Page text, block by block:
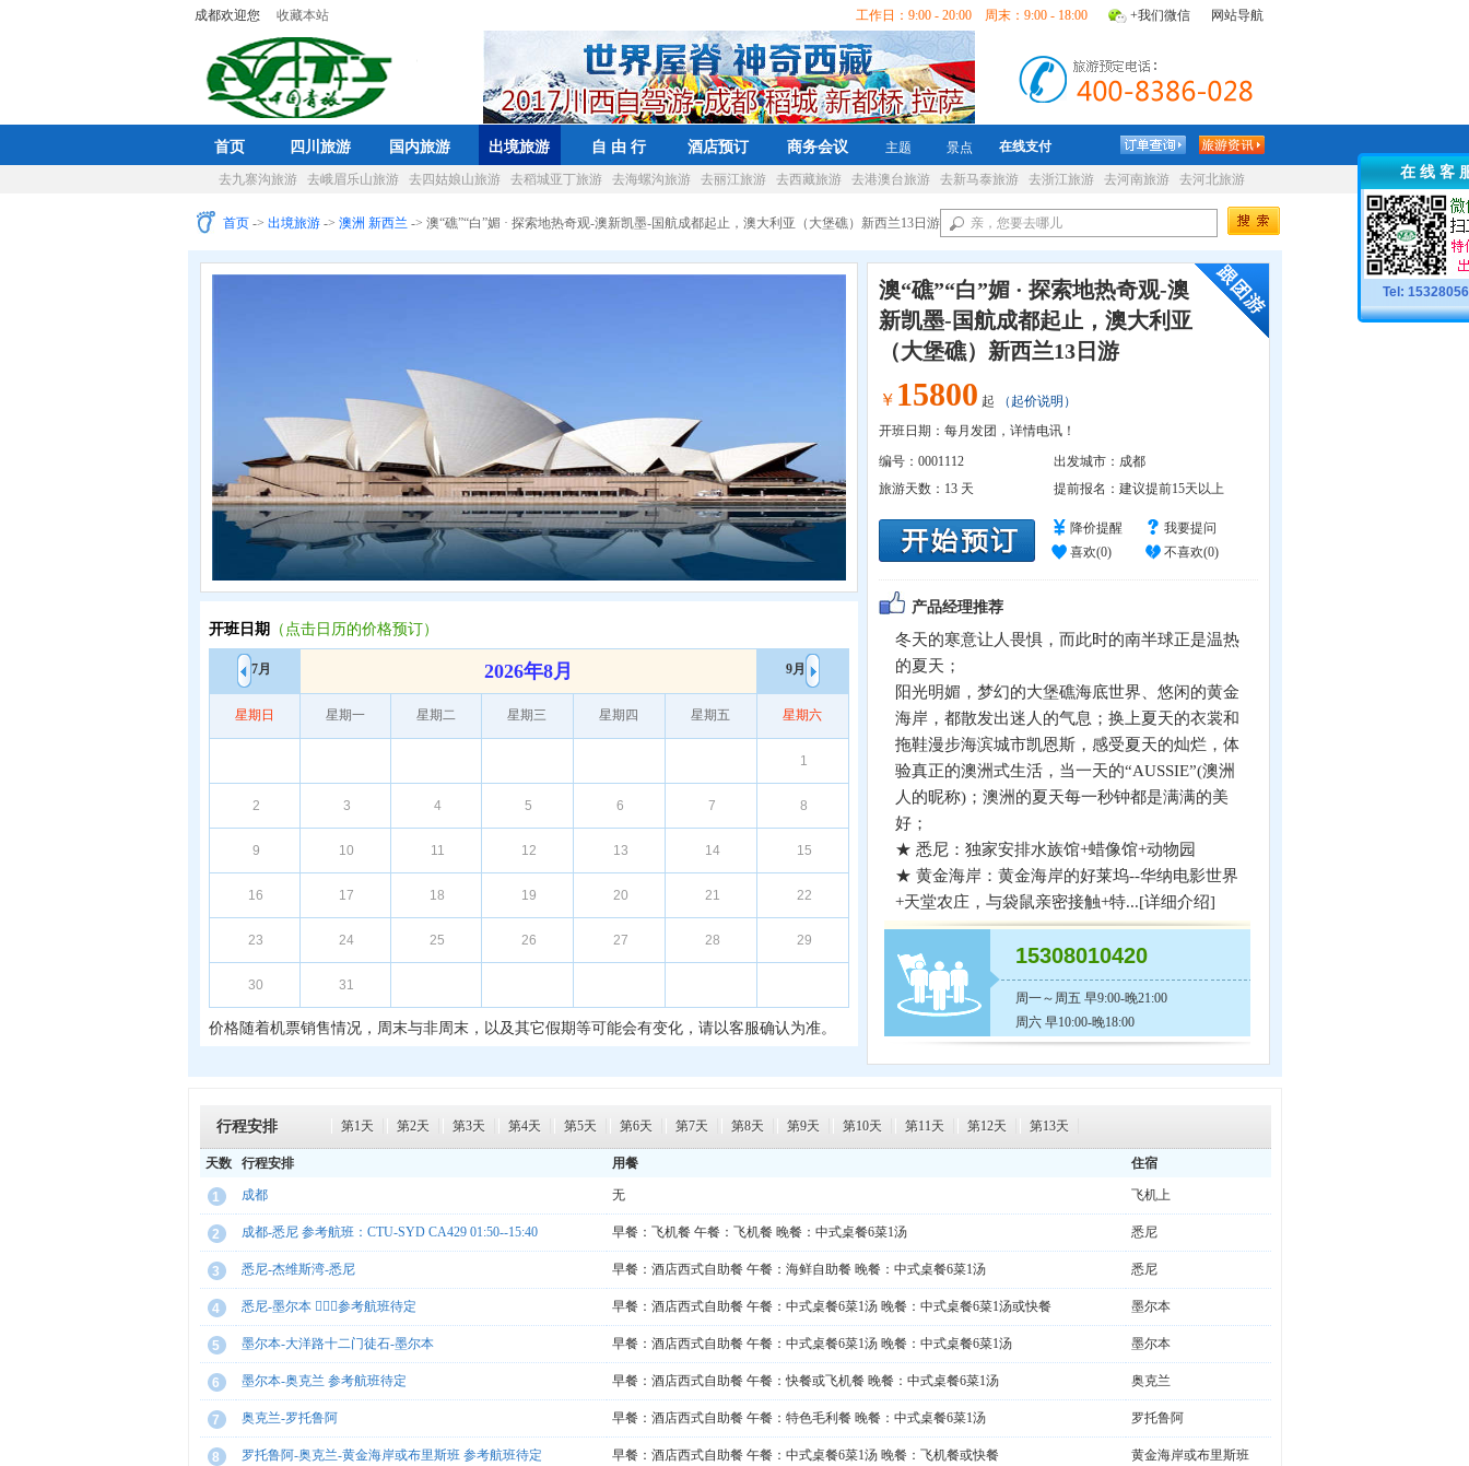
网站导航
成都欢迎您 收藏本站 工作日：9:00 - 20:00 周末：9:00 - 18:00 +我们微信
首页 四川旅游 国内旅游 出境旅游 自 由 行 酒店预订 商务会议 主题 景点 在线支付
去九寨沟旅游 去峨眉乐山旅游 去四姑娘山旅游 去稻城亚丁旅游 去海螺沟旅游 去丽江旅游 去西藏旅游 去港澳台旅游 去新马泰旅游 去浙江旅游 去河南旅游 去河北旅游
首页-> 出境旅游-> 澳洲 新西兰 -> 澳“礁”“白”媚 · 探索地热奇观-澳新凯墨-国航成都起止，澳大利亚（大堡礁）新西兰13日游
开班日期 （点击日历的价格预订）
7月 2026年8月 9月
星期日 星期一 星期二 星期三 星期四 星期五 星期六
1
2 3 4 5 6 7 8
9 10 11 12 13 14 15
16 17 18 19 20 21 22
23 24 25 26 27 28 29
30 31
价格随着机票销售情况，周末与非周末，以及其它假期等可能会有变化，请以客服确认为准。
澳“礁”“白”媚 · 探索地热奇观-澳
新凯墨-国航成都起止，澳大利亚
（大堡礁）新西兰13日游
￥ 15800 起
（起价说明）
开班日期：每月发团，详情电讯！
编号： 0001112 出发城市： 成都
旅游天数： 13 天 提前报名： 建议提前15天以上
降价提醒
我要提问
喜欢(0) 不喜欢(0)
产品经理推荐
冬天的寒意让人畏惧，而此时的南半球正是温热
的夏天；
阳光明媚，梦幻的大堡礁海底世界、悠闲的黄金
海岸，都散发出迷人的气息；换上夏天的衣裳和
拖鞋漫步海滨城市凯恩斯，感受夏天的灿烂，体
验真正的澳洲式生活，当一天的“AUSSIE”(澳洲
人的昵称)；澳洲的夏天每一秒钟都是满满的美
好；
★ 悉尼：独家安排水族馆+蜡像馆+动物园
★ 黄金海岸：黄金海岸的好莱坞--华纳电影世界
+天堂农庄，与袋鼠亲密接触+特...[详细介绍]
15308010420
周一～周五 早9:00-晚21:00
周六 早10:00-晚18:00
行程安排 第1天 第2天 第3天 第4天 第5天 第6天 第7天 第8天 第9天 第10天 第11天 第12天 第13天
天数 行程安排 用餐 住宿
1 成都 无 飞机上
2 成都-悉尼 参考航班：CTU-SYD CA429 01:50--15:40 早餐：飞机餐 午餐：飞机餐 晚餐：中式桌餐6菜1汤 悉尼
3 悉尼-杰维斯湾-悉尼 早餐：酒店西式自助餐 午餐：海鲜自助餐 晚餐：中式桌餐6菜1汤 悉尼
4 悉尼-墨尔本 参考航班待定 早餐：酒店西式自助餐 午餐：中式桌餐6菜1汤 晚餐：中式桌餐6菜1汤或快餐 墨尔本
5 墨尔本-大洋路十二门徒石-墨尔本 早餐：酒店西式自助餐 午餐：中式桌餐6菜1汤 晚餐：中式桌餐6菜1汤 墨尔本
6 墨尔本-奥克兰 参考航班待定 早餐：酒店西式自助餐 午餐：快餐或飞机餐 晚餐：中式桌餐6菜1汤 奥克兰
7 奥克兰-罗托鲁阿 早餐：酒店西式自助餐 午餐：特色毛利餐 晚餐：中式桌餐6菜1汤 罗托鲁阿
8 罗托鲁阿-奥克兰-黄金海岸或布里斯班 参考航班待定 早餐：酒店西式自助餐 午餐：中式桌餐6菜1汤 晚餐：飞机餐或快餐 黄金海岸或布里斯班
在 线 客
Tel: